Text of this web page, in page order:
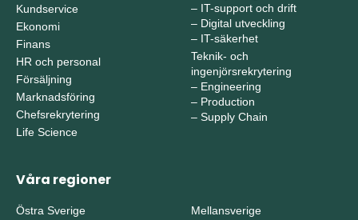
Kundservice
Ekonomi
Finans
HR och personal
Försäljning
Marknadsföring
Chefsrekrytering
Life Science
– IT-support och drift
– Digital utveckling
– IT-säkerhet
Teknik- och
ingenjörsrekrytering
– Engineering
– Production
– Supply Chain
Våra regioner
Östra Sverige
Mellansverige